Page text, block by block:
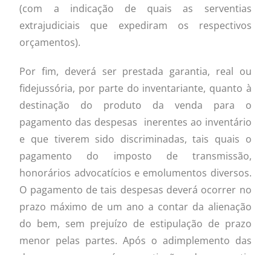
(com a indicação de quais as serventias
extrajudiciais que expediram os respectivos
orçamentos).
Por fim, deverá ser prestada garantia, real ou
fidejussória, por parte do inventariante, quanto à
destinação do produto da venda para o
pagamento das despesas inerentes ao inventário
e que tiverem sido discriminadas, tais quais o
pagamento do imposto de transmissão,
honorários advocatícios e emolumentos diversos.
O pagamento de tais despesas deverá ocorrer no
prazo máximo de um ano a contar da alienação
do bem, sem prejuízo de estipulação de prazo
menor pelas partes. Após o adimplemento das